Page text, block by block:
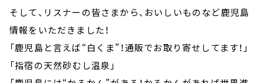
そして、リスナーの皆さまから、おいしいものなど鹿児島
情報をいただきました！
「鹿児島と言えば“白くま”！通販でお取り寄せしてます！」
「指宿の天然砂むし温泉」